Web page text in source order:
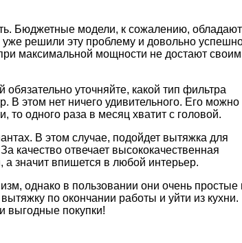
Бюджетные модели, к сожалению, обладают
решили эту проблему и довольно
максимальной мощности не достают своим
уточняйте, какой тип фильтра
этом нет ничего удивительного. Его можно
то одного раза в месяц хватит с головой.
В этом случае, подойдет вытяжка для
качество отвечает высококачественная
а значит впишется в любой интерьер.
однако в пользовании они очень простые
по окончании работы и уйти из кухни.
выгодные покупки!